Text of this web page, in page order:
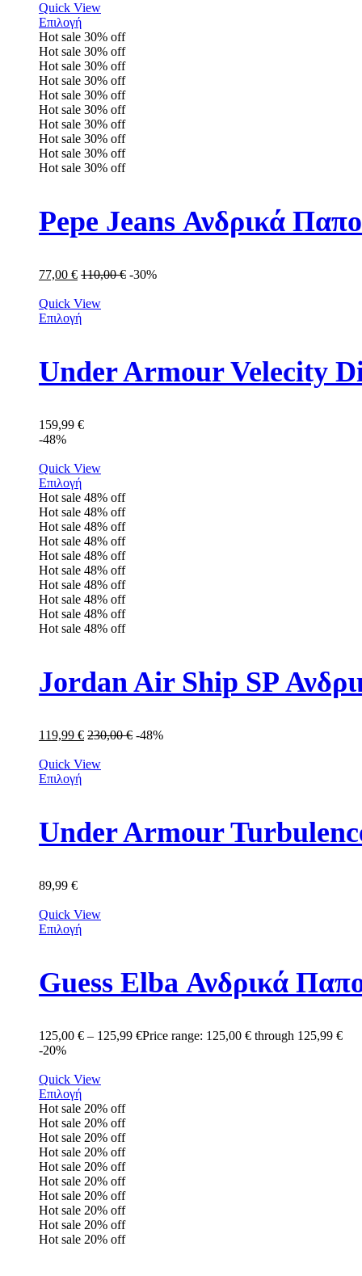
Quick View
Επιλογή
Hot sale 30% off
Hot sale 30% off
Hot sale 30% off
Hot sale 30% off
Hot sale 30% off
Hot sale 30% off
Hot sale 30% off
Hot sale 30% off
Hot sale 30% off
Hot sale 30% off
Pepe Jeans Ανδρικά
77,00 € 110,00€ -30%
Quick View
Επιλογή
Under Armour Velecity
159,99 €
-48%
Quick View
Επιλογή
Hot sale 48% off
Hot sale 48% off
Hot sale 48% off
Hot sale 48% off
Hot sale 48% off
Hot sale 48% off
Hot sale 48% off
Hot sale 48% off
Hot sale 48% off
Hot sale 48% off
Jordan Air Ship SP
119,99 € 230,00€ -48%
Quick View
Επιλογή
Under Armour
89,99 €
Quick View
Επιλογή
Guess Elba Ανδρικά
125,00 € – 125,99 €Price range: 125,00 € through 125,99 €
-20%
Quick View
Επιλογή
Hot sale 20% off
Hot sale 20% off
Hot sale 20% off
Hot sale 20% off
Hot sale 20% off
Hot sale 20% off
Hot sale 20% off
Hot sale 20% off
Hot sale 20% off
Hot sale 20% off